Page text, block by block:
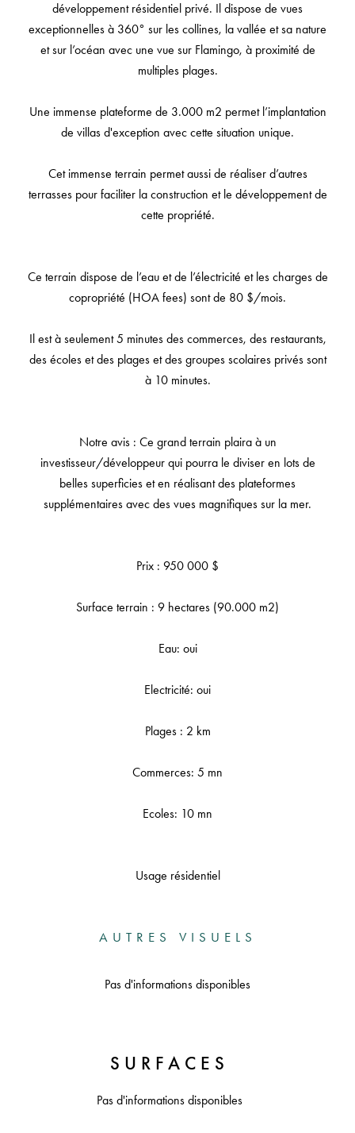
développement résidentiel privé. Il dispose de vues
exceptionnelles à 360° sur les collines, la vallée et sa nature
et sur l’océan avec une vue sur Flamingo, à proximité de
multiples plages.
Une immense plateforme de 3.000 m2 permet l’implantation
de villas d'exception avec cette situation unique.
Cet immense terrain permet aussi de réaliser d’autres
terrasses pour faciliter la construction et le développement de
cette propriété.
Ce terrain dispose de l’eau et de l’électricité et les charges de
copropriété (HOA fees) sont de 80 $/mois.
Il est à seulement 5 minutes des commerces, des restaurants,
des écoles et des plages et des groupes scolaires privés sont
à 10 minutes.
Notre avis : Ce grand terrain plaira à un
investisseur/développeur qui pourra le diviser en lots de
belles superficies et en réalisant des plateformes
supplémentaires avec des vues magnifiques sur la mer.
Prix : 950 000 $
Surface terrain : 9 hectares (90.000 m2)
Eau: oui
Electricité: oui
Plages : 2 km
Commerces: 5 mn
Ecoles: 10 mn
Usage résidentiel
AUTRES VISUELS
Pas d'informations disponibles
SURFACES
Pas d'informations disponibles